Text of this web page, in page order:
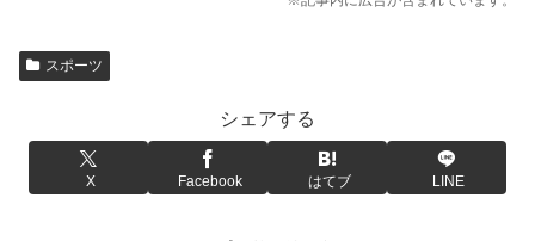
スポーツ
シェアする
X Facebook はてブ LINE